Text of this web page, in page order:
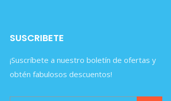
SUSCRIBETE
¡Suscríbete a nuestro boletín de ofertas y
obtén fabulosos descuentos!